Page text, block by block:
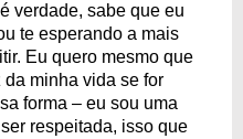
verdade, sabe que eu
te esperando a mais
Eu quero mesmo que
minha vida se for
forma – eu sou uma
respeitada, isso que